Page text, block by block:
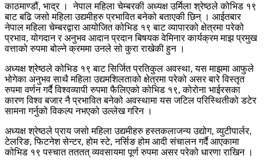
काठमाण्डौं, भाद्र । नेपाल महिला चेम्बरकी अध्यक्ष उर्मिला श्रेष्ठले कोभिड १९
बाट बढि जसो महिला उद्यमीहरु प्रभावित बनेको बताएकी छिन् । आईतबार
नेपाल महिला चेम्बरद्वारा आयोजित कोभिड १९ बाट व्यापारको क्षेत्रमा परेको
प्रभाव, योगदान र अनुभव आदान प्रदान बिषयक वेमिनार कार्यक्रम माझ प्रमुख
वत्ताको रुपमा बोल्ने क्रममा उनले सो कुरा राखेकी हुन ।
अध्यक्ष श्रेष्ठले कोभिड १९ बाट सिर्जित प्रतिकुल अवस्था, यस माझमा आफुले
भोगेका अनुभव साथै महिला उद्यमशिलताको क्षेत्रमा परेको असर बारे विस्तृत
रुपमा वर्णन गर्दै विश्वव्यापी रुपमा फैलिएको कोभिड १९, कोरोना भाईरसका
कारण विश्व बजार नै प्रभावित बनेको अवस्थामा यस जटिल परिस्थितीको डटेर
सामना गर्नुको विकल्प नभएको उल्लेख गरिन ।
अध्यक्ष श्रेष्ठले प्राय जसो महिला उद्यमीहरु हस्तकलाजन्य उद्योग, व्युटीपार्लर,
टेलरिङ, फिटनेश सेन्टर, होम स्टे, नर्सिङ होम आदी संचालन गर्दै आएकामा
कोभिड १९ पस्चात तततत् व्यवसायमा पूर्ण रुपमा असर परेको धारणा राखिन ।